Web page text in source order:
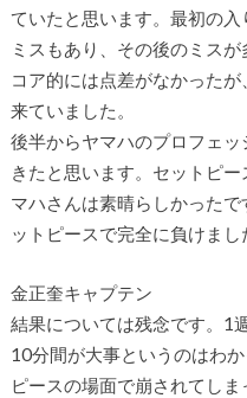
ていたと思います。最初の
ミスもあり、その後のミス
コア的には点差がなかった
来ていました。
後半からヤマハのプロフェ
きたと思います。セットピ
マハさんは素晴らしかった
ットピースで完全に負けまし
金正奎キャプテン
結果については残念です。1
10分間が大事というのはわ
ピースの場面で崩されてし